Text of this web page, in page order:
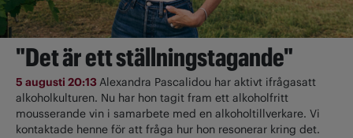
"Det är ett ställningstagande"
5 augusti 20:13Alexandra Pascalidou har aktivt ifrågasatt
alkoholkulturen. Nu har hon tagit fram ett alkoholfritt
mousserande vin i samarbete med en alkoholtillverkare. Vi
kontaktade henne för att fråga hur hon resonerar kring det.